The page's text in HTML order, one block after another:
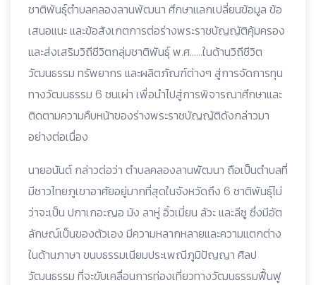
ชาติพันธุ์ตำบลคลองลานพัฒนา ศึกษาแลกเปลี่ยนข้อมูล ข้อ
เสนอแนะ และข้อสังเกตการต่อร่างพระราชบัญญัติคุ้มครอง
และส่งเสริมวิถีชีวิตกลุ่มชาติพันธุ์ พ.ศ……ในด้านวิถีชีวิต
วัฒนธรรม ทรัพยากร และผลิตภัณฑ์ต่างๆ สู่การจัดการทุน
ทางวัฒนธรรม 6 ชนเผ่า เพื่อนำไปสู่การพิจารณาศึกษาและ
ติดตามความคืบหน้าของร่างพระราชบัญญัติดังกล่าวมา
อย่างต่อเนื่อง
นายอนันต์ กล่าวต่อว่า ตำบลคลองลานพัฒนา ถือเป็นตำบลที่
มีชาวไทยภูเขาอาศัยอยู่มากที่สุดในจังหวัดถึง 6 ชาติพันธุ์ไม่
ว่าจะเป็น ปกาเกอะญอ ม้ง ลาหู่ อิ้วเมี่ยน ลัวะ และลีซู ซึ่งมีอัต
ลักษณ์เป็นของตัวเอง มีความหลากหลายและความแตกต่าง
ในด้านภาษา ขนบธรรมเนียมประเพณีภูมิปัญญา ศิลป
วัฒนธรรม ที่จะขับเคลื่อนการท่องเที่ยวทางวัฒนธรรมฟื้นฟู